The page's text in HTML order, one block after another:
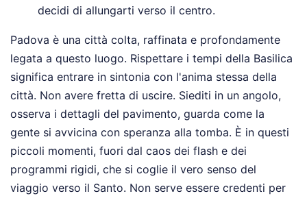
decidi di allungarti verso il centro.
Padova è una città colta, raffinata e profondamente
legata a questo luogo. Rispettare i tempi della Basilica
significa entrare in sintonia con l'anima stessa della
città. Non avere fretta di uscire. Siediti in un angolo,
osserva i dettagli del pavimento, guarda come la
gente si avvicina con speranza alla tomba. È in questi
piccoli momenti, fuori dal caos dei flash e dei
programmi rigidi, che si coglie il vero senso del
viaggio verso il Santo. Non serve essere credenti per